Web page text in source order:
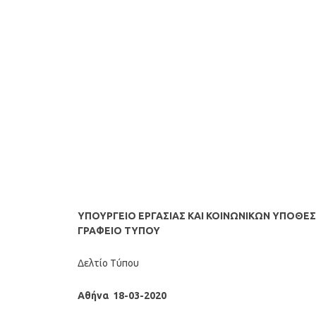
ΥΠΟΥΡΓΕΙΟ EΡΓΑΣΙΑΣ ΚΑΙ ΚΟΙΝΩΝΙΚΩΝ
ΓΡΑΦΕΙΟ ΤΥΠΟΥ
Δελτίο Τύπου
Αθήνα 18-03-2020